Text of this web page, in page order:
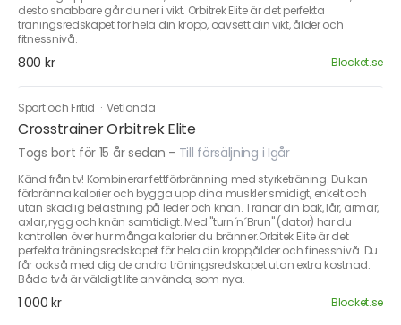
desto snabbare går du ner i vikt. Orbitrek Elite är det perfekta
träningsredskapet för hela din kropp, oavsett din vikt, ålder och
fitnessnivå.
800 kr Blocket.se
Sport och Fritid · Vetlanda
Crosstrainer Orbitrek Elite
Togs bort för 15 år sedan - Till försäljning i Igår
Känd från tv! Kombinerar fettförbränning med styrketräning. Du kan
förbränna kalorier och bygga upp dina muskler smidigt, enkelt och
utan skadlig belastning på leder och knän. Tränar din bak, lår, armar,
axlar, rygg och knän samtidigt. Med "turn´n´Brun" (dator) har du
kontrollen över hur många kalorier du bränner.Orbitek Elite är det
perfekta träningsredskapet för hela din kropp,ålder och finessnivå. Du
får också med dig de andra träningsredskapet utan extra kostnad.
Båda två är väldigt lite använda, som nya.
1 000 kr Blocket.se